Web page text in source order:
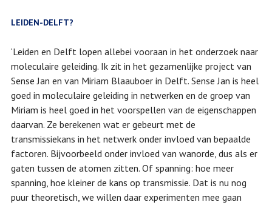
LEIDEN-DELFT?
‘Leiden en Delft lopen allebei vooraan in het onderzoek naar
moleculaire geleiding. Ik zit in het gezamenlijke project van
Sense Jan en van Miriam Blaauboer in Delft. Sense Jan is heel
goed in moleculaire geleiding in netwerken en de groep van
Miriam is heel goed in het voorspellen van de eigenschappen
daarvan. Ze berekenen wat er gebeurt met de
transmissiekans in het netwerk onder invloed van bepaalde
factoren. Bijvoorbeeld onder invloed van wanorde, dus als er
gaten tussen de atomen zitten. Of spanning: hoe meer
spanning, hoe kleiner de kans op transmissie. Dat is nu nog
puur theoretisch, we willen daar experimenten mee gaan